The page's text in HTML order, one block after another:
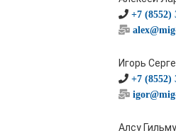
+7 (8552)
Игорь
+7 (8552)
Алсу